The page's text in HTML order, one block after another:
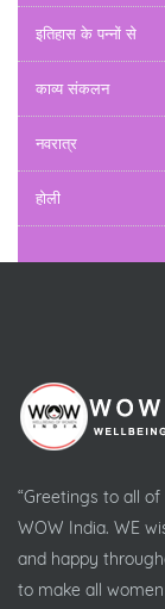
इतिहास के पन्नों से
काव्य संकलन
नवरात्र
होली
“Greetings to all
WOW India. WE
and happy
to make all